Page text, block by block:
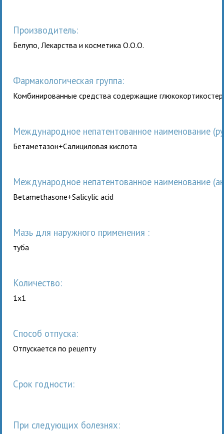
Производитель:
Белупо, Лекарства и косметика О.О.О.
Фармакологическая группа:
Комбинированные средства содержащие
Международное непатентованное наименование
Бетаметазон+Салициловая кислота
Международное непатентованное наименование
Betamethasone+Salicylic acid
мазь для наружного применения :
туба
Количество:
1x1
Способ отпуска:
Отпускается по рецепту
Срок годности:
При следующих болезнях: